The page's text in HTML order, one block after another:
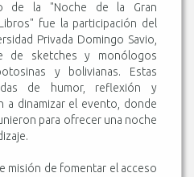
de la "Noche de la Gran
fue la participación del
Privada Domingo Savio,
de sketches y monólogos
y bolivianas. Estas
de humor, reflexión y
a dinamizar el evento, donde
para ofrecer una noche
misión de fomentar el acceso